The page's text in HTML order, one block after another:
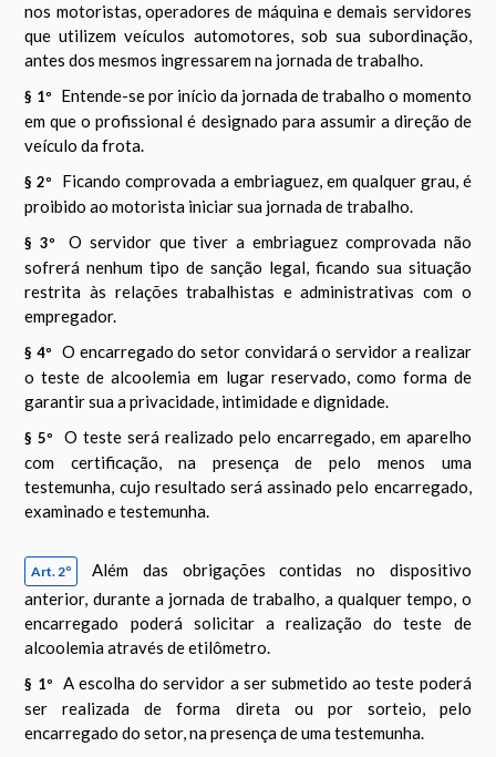
nos motoristas, operadores de máquina e demais servidores
que utilizem veículos automotores, sob sua subordinação,
antes dos mesmos ingressarem na jornada de trabalho.
§ 1º
Entende-se por início da jornada de trabalho o momento
em que o profissional é designado para assumir a direção de
veículo da frota.
§ 2º
Ficando comprovada a embriaguez, em qualquer grau, é
proibido ao motorista iniciar sua jornada de trabalho.
§ 3º
O servidor que tiver a embriaguez comprovada não
sofrerá nenhum tipo de sanção legal, ficando sua situação
restrita às relações trabalhistas e administrativas com o
empregador.
§ 4º
O encarregado do setor convidará o servidor a realizar
o teste de alcoolemia em lugar reservado, como forma de
garantir sua a privacidade, intimidade e dignidade.
§ 5º
O teste será realizado pelo encarregado, em aparelho
com certificação, na presença de pelo menos uma
testemunha, cujo resultado será assinado pelo encarregado,
examinado e testemunha.
Art. 2º
Além das obrigações contidas no dispositivo
anterior, durante a jornada de trabalho, a qualquer tempo, o
encarregado poderá solicitar a realização do teste de
alcoolemia através de etilômetro.
§ 1º
A escolha do servidor a ser submetido ao teste poderá
ser realizada de forma direta ou por sorteio, pelo
encarregado do setor, na presença de uma testemunha.